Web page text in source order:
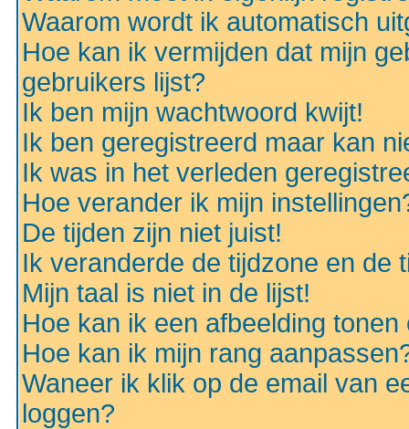
Waarom wordt ik automatisch
Hoe kan ik vermijden dat mijn
gebruikers lijst?
Ik ben mijn wachtwoord kwijt!
Ik ben geregistreerd maar kan
Ik was in het verleden
Hoe verander ik mijn
De tijden zijn niet juist!
Ik veranderde de tijdzone en de
Mijn taal is niet in de lijst!
Hoe kan ik een afbeelding
Hoe kan ik mijn rang
Waneer ik klik op de email van
loggen?